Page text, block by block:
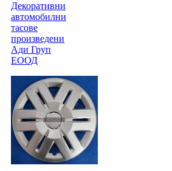
Декоративни
автомобилни
тасове
произведени
Ади Груп
ЕООД